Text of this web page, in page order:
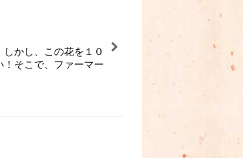
かし、この花を１０
！そこで、ファーマー